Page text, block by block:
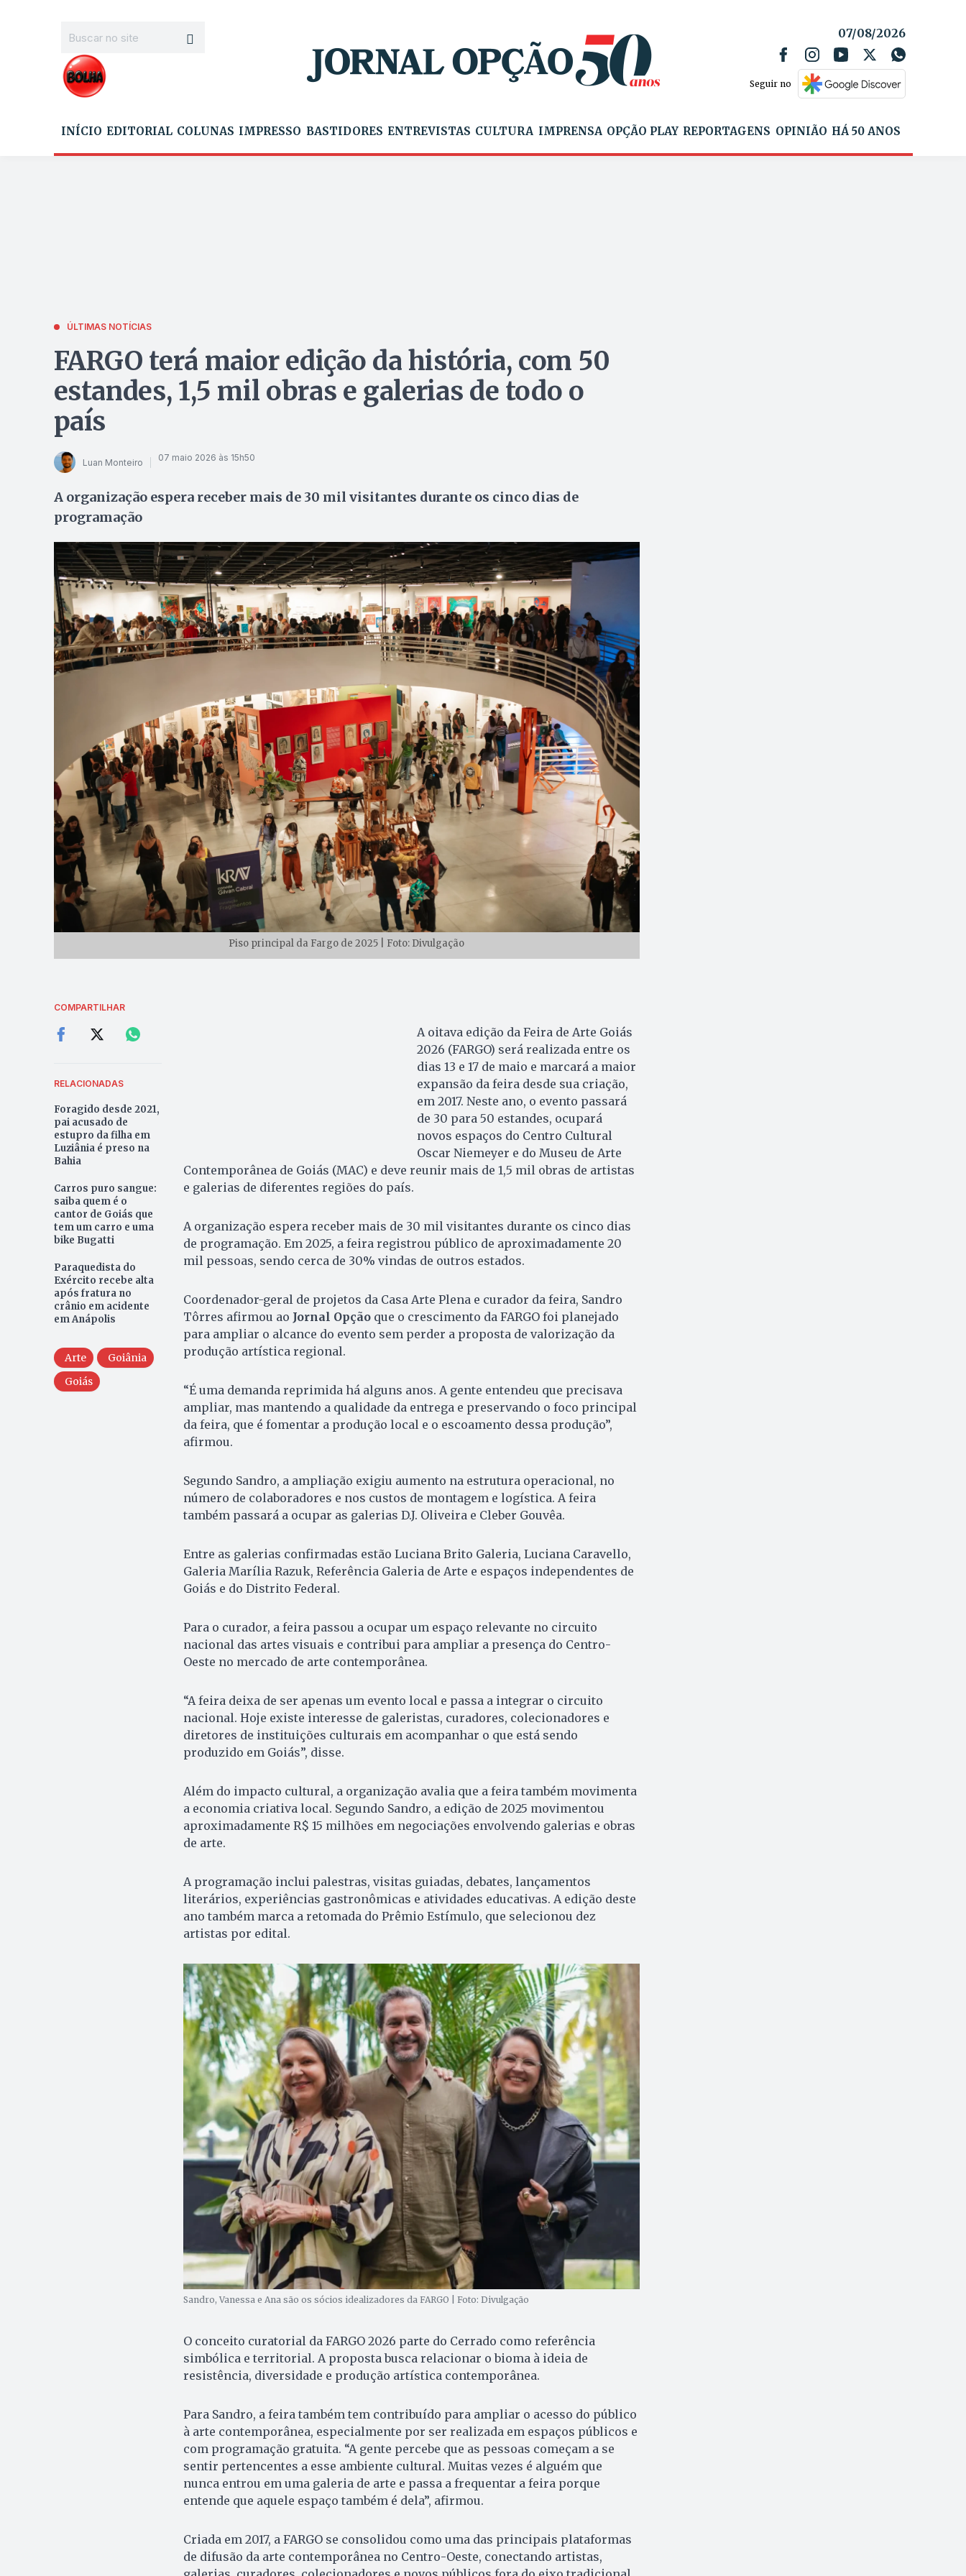
07/08/2026
Seguir no
INÍCIO EDITORIAL COLUNAS IMPRESSO BASTIDORES ENTREVISTAS CULTURA IMPRENSA OPÇÃO PLAY REPORTAGENS OPINIÃO HÁ 50 ANOS
ÚLTIMAS NOTÍCIAS
FARGO terá maior edição da história, com 50
estandes, 1,5 mil obras e galerias de todo o
país
Luan Monteiro 07 maio 2026 às 15h50
A organização espera receber mais de 30 mil visitantes durante os cinco dias de
programação
Piso principal da Fargo de 2025 | Foto: Divulgação
COMPARTILHAR
RELACIONADAS
Foragido desde 2021,
pai acusado de
estupro da filha em
Luziânia é preso na
Bahia
Carros puro sangue:
saiba quem é o
cantor de Goiás que
tem um carro e uma
bike Bugatti
Paraquedista do
Exército recebe alta
após fratura no
crânio em acidente
em Anápolis
Arte
Goiânia
Goiás
A oitava edição da Feira de Arte Goiás
2026 (FARGO) será realizada entre os
dias 13 e 17 de maio e marcará a maior
expansão da feira desde sua criação,
em 2017. Neste ano, o evento passará
de 30 para 50 estandes, ocupará
novos espaços do Centro Cultural
Oscar Niemeyer e do Museu de Arte
Contemporânea de Goiás (MAC) e deve reunir mais de 1,5 mil obras de artistas
e galerias de diferentes regiões do país.
A organização espera receber mais de 30 mil visitantes durante os cinco dias
de programação. Em 2025, a feira registrou público de aproximadamente 20
mil pessoas, sendo cerca de 30% vindas de outros estados.
Coordenador-geral de projetos da Casa Arte Plena e curador da feira, Sandro
Tôrres afirmou ao Jornal Opçãoque o crescimento da FARGO foi planejado
para ampliar o alcance do evento sem perder a proposta de valorização da
produção artística regional.
“É uma demanda reprimida há alguns anos. A gente entendeu que precisava
ampliar, mas mantendo a qualidade da entrega e preservando o foco principal
da feira, que é fomentar a produção local e o escoamento dessa produção”,
afirmou.
Segundo Sandro, a ampliação exigiu aumento na estrutura operacional, no
número de colaboradores e nos custos de montagem e logística. A feira
também passará a ocupar as galerias D.J. Oliveira e Cleber Gouvêa.
Entre as galerias confirmadas estão Luciana Brito Galeria, Luciana Caravello,
Galeria Marília Razuk, Referência Galeria de Arte e espaços independentes de
Goiás e do Distrito Federal.
Para o curador, a feira passou a ocupar um espaço relevante no circuito
nacional das artes visuais e contribui para ampliar a presença do Centro-
Oeste no mercado de arte contemporânea.
“A feira deixa de ser apenas um evento local e passa a integrar o circuito
nacional. Hoje existe interesse de galeristas, curadores, colecionadores e
diretores de instituições culturais em acompanhar o que está sendo
produzido em Goiás”, disse.
Além do impacto cultural, a organização avalia que a feira também movimenta
a economia criativa local. Segundo Sandro, a edição de 2025 movimentou
aproximadamente R$ 15 milhões em negociações envolvendo galerias e obras
de arte.
A programação inclui palestras, visitas guiadas, debates, lançamentos
literários, experiências gastronômicas e atividades educativas. A edição deste
ano também marca a retomada do Prêmio Estímulo, que selecionou dez
artistas por edital.
Sandro, Vanessa e Ana são os sócios idealizadores da FARGO | Foto: Divulgação
O conceito curatorial da FARGO 2026 parte do Cerrado como referência
simbólica e territorial. A proposta busca relacionar o bioma à ideia de
resistência, diversidade e produção artística contemporânea.
Para Sandro, a feira também tem contribuído para ampliar o acesso do público
à arte contemporânea, especialmente por ser realizada em espaços públicos e
com programação gratuita. “A gente percebe que as pessoas começam a se
sentir pertencentes a esse ambiente cultural. Muitas vezes é alguém que
nunca entrou em uma galeria de arte e passa a frequentar a feira porque
entende que aquele espaço também é dela”, afirmou.
Criada em 2017, a FARGO se consolidou como uma das principais plataformas
de difusão da arte contemporânea no Centro-Oeste, conectando artistas,